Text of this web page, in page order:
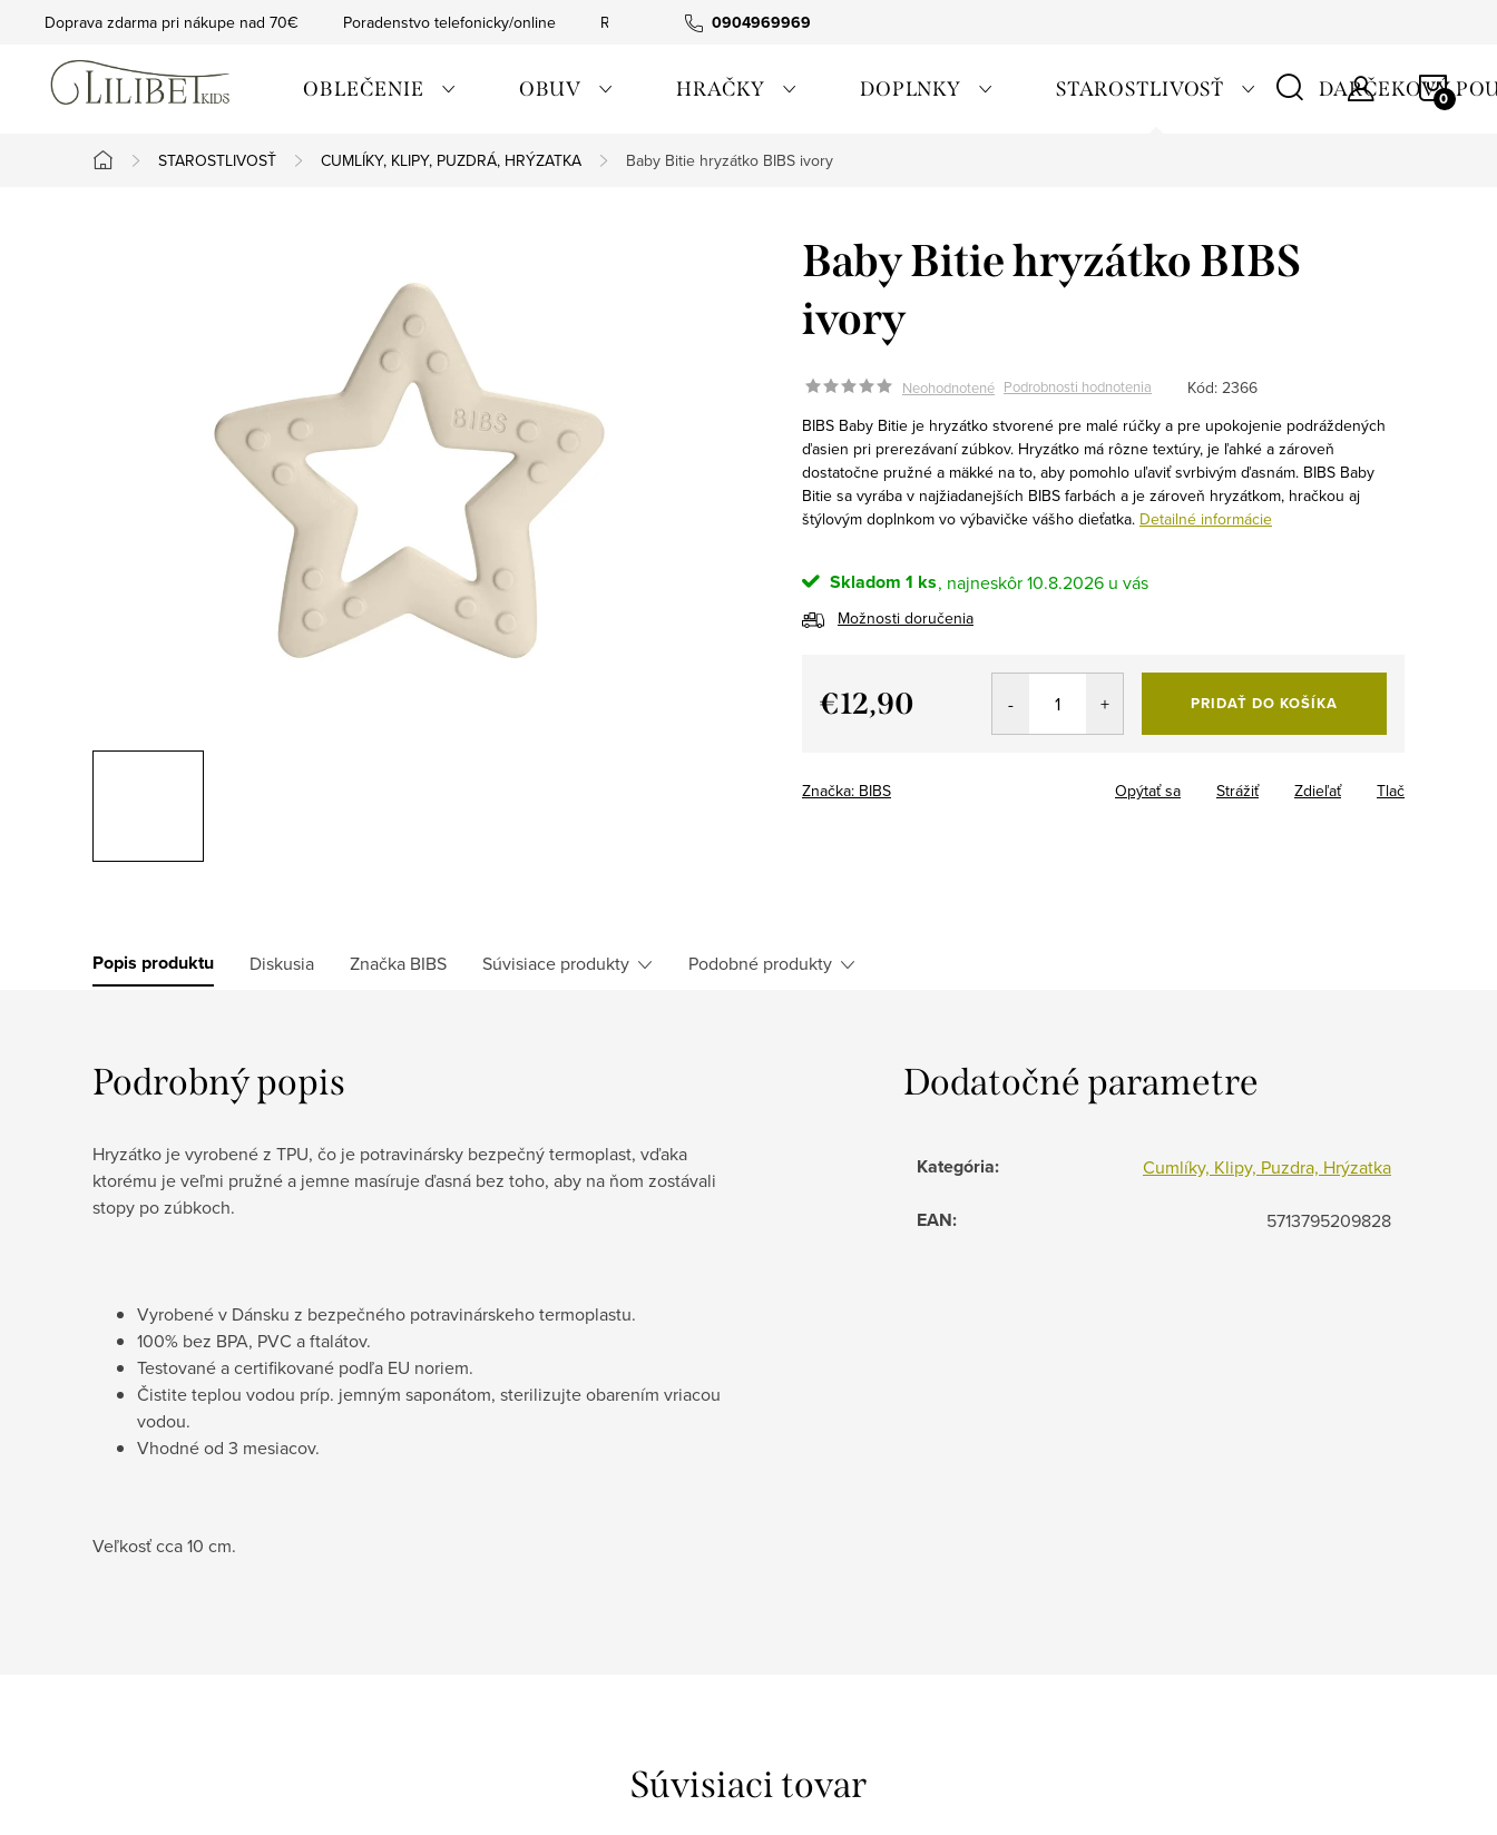
0904969969
Doprava zdarma pri nákupe nad 70€ Poradenstvo telefonicky/online Rýchla expedícia Tovar skladom
OBLEČENIE OBUV HRAČKY DOPLNKY STAROSTLIVOSŤ DARČEKOVÝ
Domov
STAROSTLIVOSŤ CUMLÍKY, KLIPY, PUZDRÁ, HRÝZATKA Baby Bitie hryzátko BIBS ivory
Baby Bitie hryzátko BIBS
ivory
Neohodnotené Podrobnosti hodnotenia Kód: 2366
BIBS Baby Bitie je hryzátko stvorené pre malé rúčky a pre upokojenie podráždených
ďasien pri prerezávaní zúbkov. Hryzátko má rôzne textúry, je ľahké a zároveň
dostatočne pružné a mäkké na to, aby pomohlo uľaviť svrbivým ďasnám. BIBS Baby
Bitie sa vyrába v najžiadanejších BIBS farbách a je zároveň hryzátkom, hračkou aj
štýlovým doplnkom vo výbavičke vášho dieťatka. Detailné informácie
Skladom 1 ks 10.8.2026
Možnosti doručenia
€12,90 PRIDAŤ DO KOŠÍKA
Značka: BIBS Tlač
Opýtať sa Strážiť Zdieľať
Popis produktu Diskusia Značka BIBS Súvisiace produkty Podobné produkty
Podrobný popis
Hryzátko je vyrobené z TPU, čo je potravinársky bezpečný termoplast, vďaka
ktorému je veľmi pružné a jemne masíruje ďasná bez toho, aby na ňom zostávali
stopy po zúbkoch.
Vyrobené v Dánsku z bezpečného potravinárskeho termoplastu.
100% bez BPA, PVC a ftalátov.
Testované a certifikované podľa EU noriem.
Čistite teplou vodou príp. jemným saponátom, sterilizujte obarením vriacou
vodou.
Vhodné od 3 mesiacov.
Veľkosť cca 10 cm.
Dodatočné parametre
Kategória: Cumlíky, Klipy, Puzdra, Hrýzatka
EAN: 5713795209828
Súvisiaci tovar